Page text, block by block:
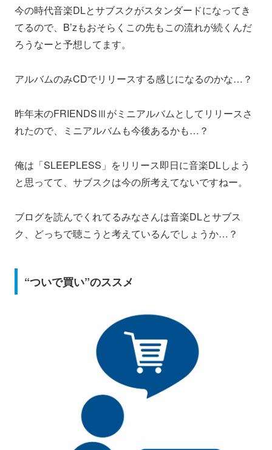
今の時代音楽DLとサブスクがスタンダードになってき
てるので、B’zもおそらくこの先もこの流れが続くんだ
ろうなーと予想してます。
アルバムのみCDでリリースする感じになるのかな…？
昨年末のFRIENDSⅢがミニアルバムとしてリリースさ
れたので、ミニアルバムも今後あるかも…？
俺は「SLEEPLESS」をリリース即日に音楽DLしよう
と思ってて、サブスクは今の所考えてないですねー。
ブログを読んでくれてるみなさんは音楽DLとサブス
ク、どっちで聴こうと考えているんでしょうか…？
“ついで買い”のススメ